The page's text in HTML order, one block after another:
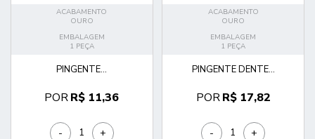
ACABAMENTO
OURO
EMBALAGEM
1 PEÇA
PINGENTE...
PORR$ 11,36
- +
ACABAMENTO
OURO
EMBALAGEM
1 PEÇA
PINGENTE DENTE...
PORR$ 17,82
- +